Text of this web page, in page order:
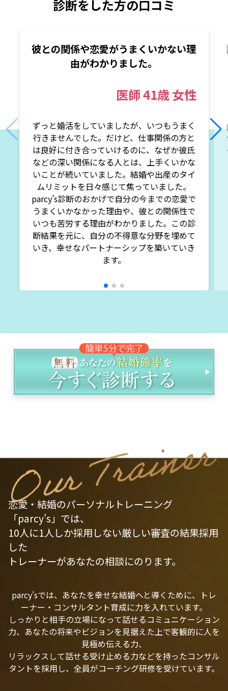
診断をした方の口コミ
彼との関係や恋愛がうまくいかない理
由がわかりました。
医師41歳女性
ずっと婚活をしていましたが、いつもうまく
行きませんでした。だけど、仕事関係の方と
は良好に付き合っていけるのに、なぜか彼氏
などの深い関係になる人とは、上手くいかな
いことが続いていました。結婚や出産のタイ
ムリミットを日々感じて焦っていました。
parcy’s診断のおかげで自分の今までの恋愛で
うまくいかなかった理由や、彼との関係性で
いつも苦労する理由がわかりました。この診
断結果を元に、自分の不得意な分野を埋めて
いき、幸せなパートナーシップを築いていき
ます。
恋愛・結婚のパーソナルトレーニング
「parcy's」では、
10人に1人しか採用しない厳しい審査の結果採用
した
トレーナーがあなたの相談にのります。
parcy'sでは、あなたを幸せな結婚へと導くために、トレ
ーナー・コンサルタント育成に力を入れています。
しっかりと相手の立場になって話せるコミュニケーション
力、あなたの将来やビジョンを見据えた上で客観的に人を
見極め伝える力、
リラックスして話せる受け止める力などを持ったコンサル
タントを採用し、全員がコーチング研修を受けています。